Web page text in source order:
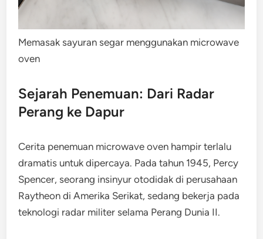
Memasak sayuran segar menggunakan microwave
oven
Sejarah Penemuan: Dari Radar
Perang ke Dapur
Cerita penemuan microwave oven hampir terlalu
dramatis untuk dipercaya. Pada tahun 1945, Percy
Spencer, seorang insinyur otodidak di perusahaan
Raytheon di Amerika Serikat, sedang bekerja pada
teknologi radar militer selama Perang Dunia II.